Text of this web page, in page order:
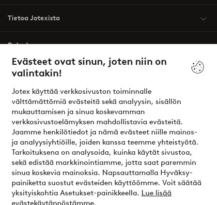
Evästeet ovat sinun, joten niin on
valintakin!
Jotex käyttää verkkosivuston toiminnalle
välttämättömiä evästeitä sekä analyysin, sisällön
mukauttamisen ja sinua koskevamman
verkkosivustoelämyksen mahdollistavia evästeitä.
Jaamme henkilötiedot ja nämä evästeet niille mainos-
ja analyysiyhtiöille, joiden kanssa teemme yhteistyötä.
Tarkoituksena on analysoida, kuinka käytät sivustoa,
sekä edistää markkinointiamme, jotta saat paremmin
sinua koskevia mainoksia. Napsauttamalla Hyväksy-
painiketta suostut evästeiden käyttöömme. Voit säätää
yksityiskohtia Asetukset-painikkeella. Lue lisää
evästekäytännöstämme.
Tietoa Jotexista
Palvelumme
Ehdot
Ystävät
Turvalliset maksut – maksa nyt tai erissä
Haluatko tietää lisää maksuvaihtoehdoistamme?
elpy